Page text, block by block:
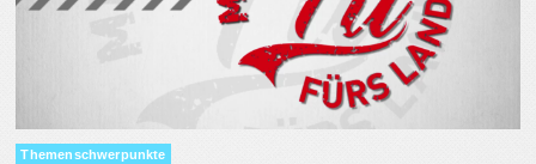
Themenschwerpunkte